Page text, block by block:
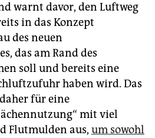
warnt davor, den Luftweg
in das Konzept
des neuen
das am Rand des
soll und bereits eine
haben wird. Das
für eine
mit viel
Flutmulden aus, um sowohl